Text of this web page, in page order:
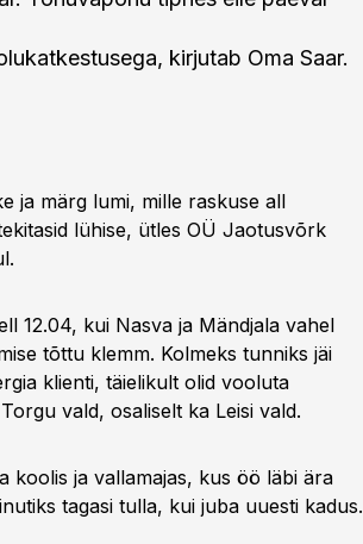
kirjutab Oma Saar.
ja märg lumi, mille raskuse all
lühise, ütles OÜ Jaotusvõrk
12.04, kui Nasva ja Mändjala vahel
tõttu klemm. Kolmeks tunniks jäi
klienti, täielikult olid vooluta
vald, osaliselt ka Leisi vald.
koolis ja vallamajas, kus öö läbi ära
tagasi tulla, kui juba uuesti kadus.